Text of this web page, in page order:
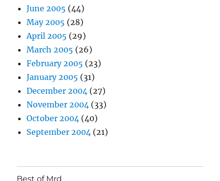
June 2005 (44)
May 2005 (28)
April 2005 (29)
March 2005 (26)
February 2005 (23)
January 2005 (31)
December 2004 (27)
November 2004 (33)
October 2004 (40)
September 2004 (21)
Best of Mrd